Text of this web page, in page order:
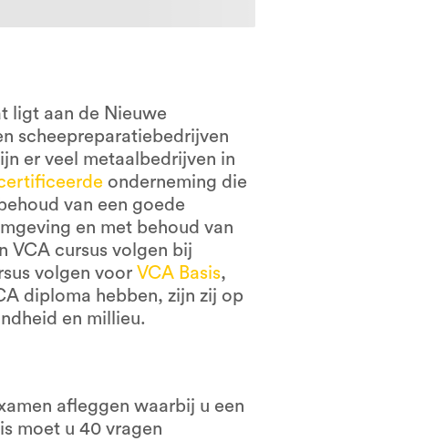
ligt aan de Nieuwe
scheepreparatiebedrijven
er veel metaalbedrijven in
onderneming die
van een goede
en met behoud van
VCA cursus volgen bij
volgen voor VCA Basis,
diploma hebben, zijn zij op
en millieu.
afleggen waarbij u een
moet u 40 vragen